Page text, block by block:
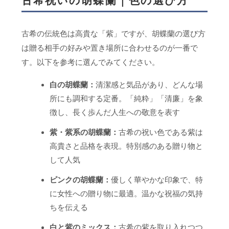
古希の伝統色は高貴な「紫」ですが、胡蝶蘭の選び方
は贈る相手の好みや置き場所に合わせるのが一番で
す。以下を参考に選んでみてください。
白の胡蝶蘭： 清潔感と気品があり、どんな場
所にも調和する定番。「純粋」「清廉」を象
徴し、長く歩んだ人生への敬意を表す
紫・紫系の胡蝶蘭： 古希の祝い色である紫は
高貴さと品格を表現。特別感のある贈り物と
して人気
ピンクの胡蝶蘭： 優しく華やかな印象で、特
に女性への贈り物に最適。温かな祝福の気持
ちを伝える
白と紫のミックス： 古希の紫を取り入れつつ